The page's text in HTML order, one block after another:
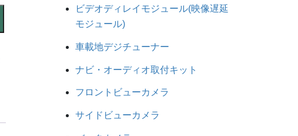
ビデオディレイモジュール(映像遅延
モジュール)
車載地デジチューナー
ナビ・オーディオ取付キット
フロントビューカメラ
サイドビューカメラ